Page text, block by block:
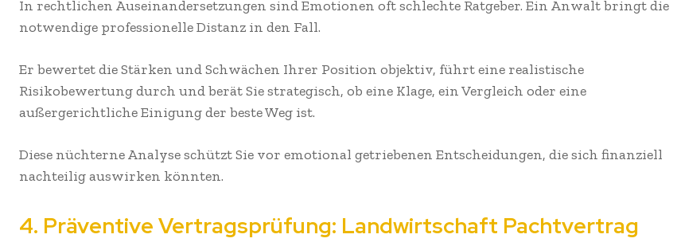
In rechtlichen Auseinandersetzungen sind Emotionen oft schlechte Ratgeber. Ein Anwalt bringt die
notwendige professionelle Distanz in den Fall.
Er bewertet die Stärken und Schwächen Ihrer Position objektiv, führt eine realistische
Risikobewertung durch und berät Sie strategisch, ob eine Klage, ein Vergleich oder eine
außergerichtliche Einigung der beste Weg ist.
Diese nüchterne Analyse schützt Sie vor emotional getriebenen Entscheidungen, die sich finanziell
nachteilig auswirken könnten.
4. Präventive Vertragsprüfung: Landwirtschaft Pachtvertrag